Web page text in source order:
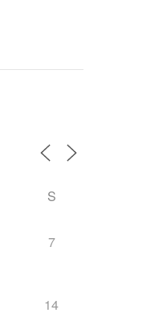
S
7
14